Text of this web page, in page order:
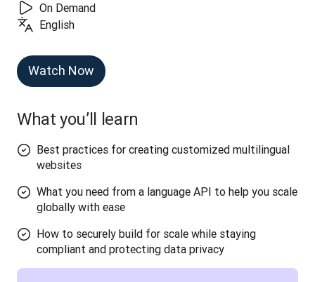
On Demand
English
Watch Now
What you’ll learn
Best practices for creating customized multilingual
websites
What you need from a language API to help you scale
globally with ease
How to securely build for scale while staying
compliant and protecting data privacy